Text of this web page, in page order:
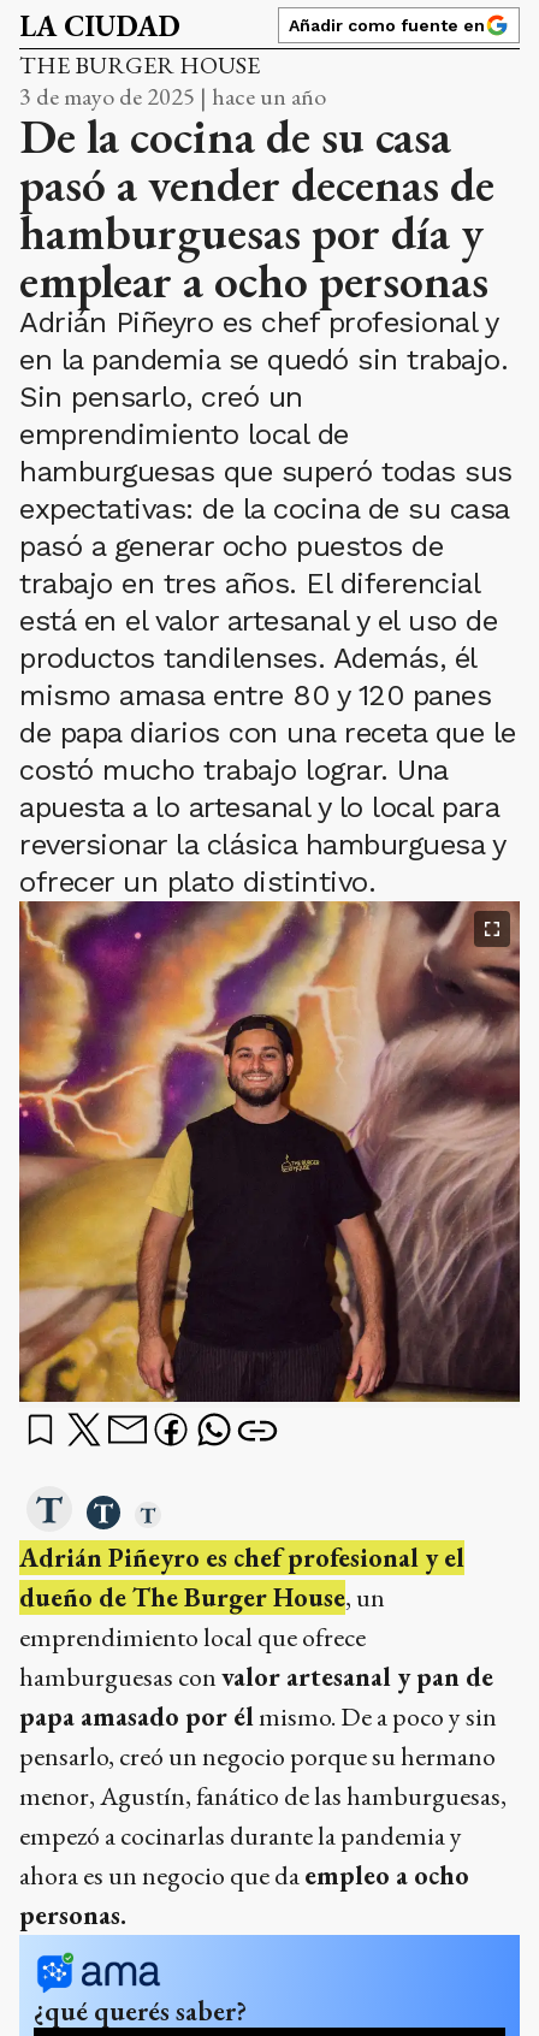
LA CIUDAD Añadir como fuente en
THE BURGER HOUSE
3 de mayo de 2025 | hace un año
De la cocina de su casa
pasó a vender decenas de
hamburguesas por día y
emplear a ocho personas
Adrián Piñeyro es chef profesional y
en la pandemia se quedó sin trabajo.
Sin pensarlo, creó un
emprendimiento local de
hamburguesas que superó todas sus
expectativas: de la cocina de su casa
pasó a generar ocho puestos de
trabajo en tres años. El diferencial
está en el valor artesanal y el uso de
productos tandilenses. Además, él
mismo amasa entre 80 y 120 panes
de papa diarios con una receta que le
costó mucho trabajo lograr. Una
apuesta a lo artesanal y lo local para
reversionar la clásica hamburguesa y
ofrecer un plato distintivo.
Adrián Piñeyro es chef profesional y el
dueño de The Burger House, un
emprendimiento local que ofrece
hamburguesas convalor artesanal y pan de
papa amasado por élmismo. De a poco y sin
pensarlo, creó un negocio porque su hermano
menor, Agustín, fanático de las hamburguesas,
empezó a cocinarlas durante la pandemia y
ahora es un negocio que daempleo a ocho
personas.
¿qué querés saber?